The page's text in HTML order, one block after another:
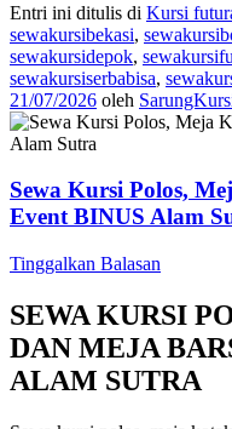
Entri ini ditulis di Kursi
sewakursibekasi,
sewakursidepok,
sewakursiserbabisa,
21/07/2026 oleh
Sewa Kursi Polos,
Event BINUS Alam
Tinggalkan Balasan
SEWA KURSI
DAN MEJA
ALAM SUTRA